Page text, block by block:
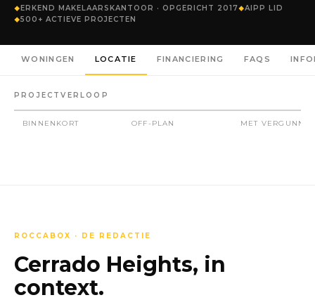
ERKEND MAKELAARSKANTOOR · OPGERICHT 2017
AIPP LID
500+ ACTIEVE PROJECTEN
WONINGEN LOCATIE FINANCIERING FAQS
PROJECTVERLOOP
BINNENKORT OFF-PLAN MET
ROCCABOX · DE REDACTIE
Cerrado Heights, in
context.